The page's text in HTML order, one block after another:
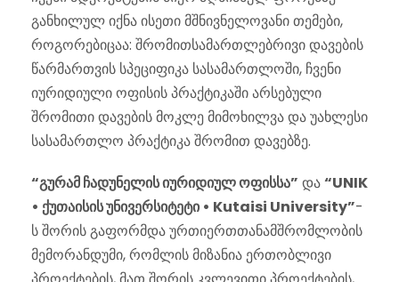
განხილულ იქნა ისეთი მშნივნელოვანი თემები,
როგორებიცაა: შრომითსამართლებრივი დავების
წარმართვის სპეციფიკა სასამართლოში, ჩვენი
იურიდიული ოფისის პრაქტიკაში არსებული
შრომითი დავების მოკლე მიმოხილვა და უახლესი
სასამართლო პრაქტიკა შრომით დავებზე.
“გურამ ჩადუნელის იურიდიულ ოფისსა” და“UNIK
• ქუთაისის უნივერსიტეტი • Kutaisi University”-
ს შორის გაფორმდა ურთიერთთანამშრომლობის
მემორანდუმი, რომლის მიზანია ერთობლივი